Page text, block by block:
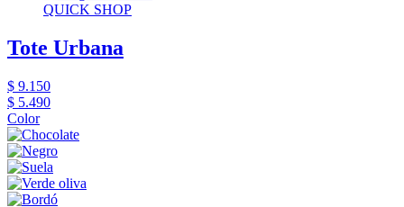
QUICK SHOP
Tote Urbana
$ 9.150
$ 5.490
Color